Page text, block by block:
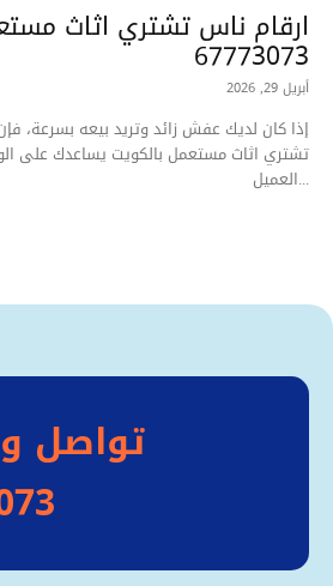
ارقام ناس تشتري اثاث
67773073
أبريل 29, 2026
إذا كان لديك عفش زائد وتريد بيعه بسرعة،
تشتري اثاث مستعمل بالكويت يساعدك على
العميل...
تواصل